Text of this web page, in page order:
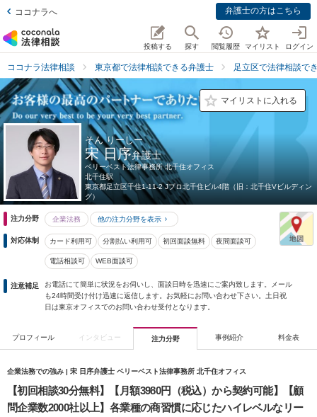
ココナラへ 弁護士の方はこちら
投稿する 探す 閲覧履歴 マイリスト ログイン
ココナラ法律相談 東京都で法律相談できる弁護士 足立区で法律相談で
マイリストに入れる
そん りーしー
宋 日序弁護士
ベリーベスト法律事務所 北千住オフィス
北千住駅
東京都足立区千住1-11-2 Jプロ北千住ビル4階（旧：北千住Vビルディン
グ）
注力分野 企業法務 他の注力分野を表示
対応体制 カード利用可 分割払い利用可 初回面談無料 夜間面談可
電話相談可 WEB面談可
注意補足
お電話にて簡単に状況をお伺いし、面談日時を迅速にご案内致します。メール
も24時間受け付け迅速に返信します。お気軽にお問い合わせ下さい。土日祝
日は東京オフィスでのお問い合わせ受付となります。
プロフィール インタビュー 注力分野 事例紹介 料金表
企業法務での強み | 宋 日序弁護士 ベリーベスト法律事務所 北千住オフィス
【初回相談30分無料】【月額3980円（税込）から契約可能】【顧
問企業数2000社以上】各業種の商習慣に応じたハイレベルなリー